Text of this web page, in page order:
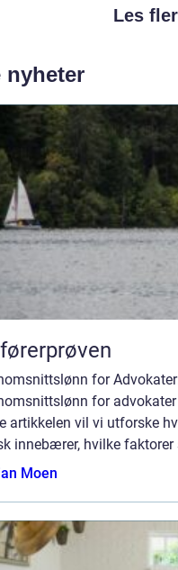
Les
nyheter
for
for
artikkelen vil vi utforske
innebærer, hvilke faktorer
Moen